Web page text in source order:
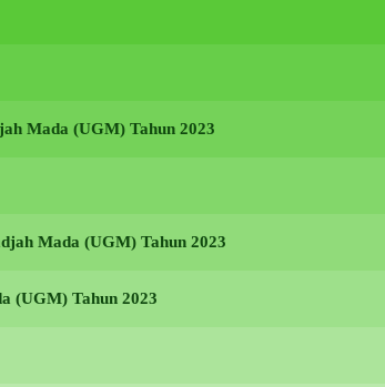
Mada (UGM) Tahun 2023
Mada (UGM) Tahun 2023
(UGM) Tahun 2023